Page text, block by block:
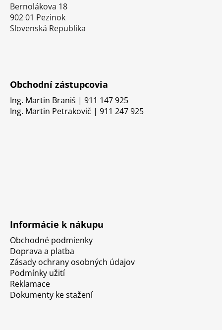
Bernolákova 18
902 01 Pezinok
Slovenská Republika
Obchodní zástupcovia
Ing. Martin Braniš | 911 147 925
Ing. Martin Petrakovič | 911 247 925
Informácie k nákupu
Obchodné podmienky
Doprava a platba
Zásady ochrany osobných údajov
Podmínky užití
Reklamace
Dokumenty ke stažení